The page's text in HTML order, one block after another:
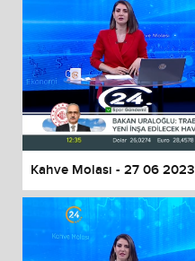
Kahve Molası - 27 06 2023